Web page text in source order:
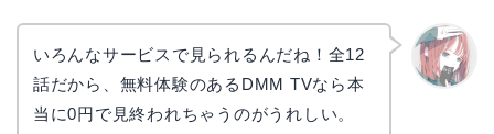
いろんなサービスで見られるんだね！全12
話だから、無料体験のあるDMM TVなら本
当に0円で見終われちゃうのがうれしい。